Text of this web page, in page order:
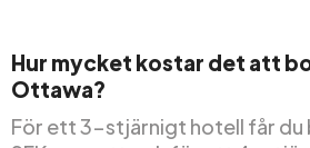
Hur mycket kostar det att
Ottawa?
För ett 3-stjärnigt hotell får du